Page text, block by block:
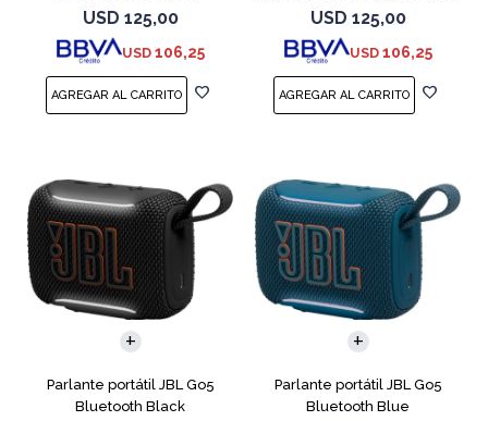
Micrófono
USD 125,00
USD 106,25
USD 125,00
USD 106,25
Parlante portátil JBL Go5
Bluetooth Black
Parlante portátil JBL Go5
Bluetooth Blue